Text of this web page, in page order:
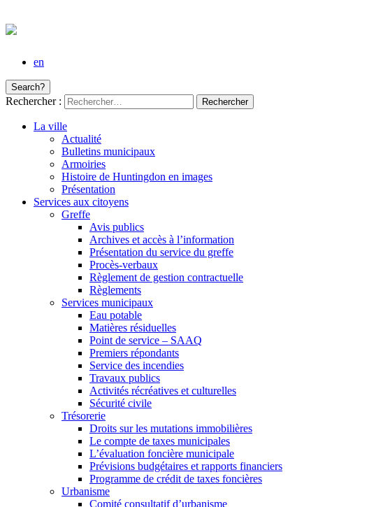
en
Search?
Rechercher :
La ville
Actualité
Bulletins municipaux
Armoiries
Histoire de Huntingdon en images
Présentation
Services aux citoyens
Greffe
Avis publics
Archives et accès à l’information
Présentation du service du greffe
Procès-verbaux
Règlement de gestion contractuelle
Règlements
Services municipaux
Eau potable
Matières résiduelles
Point de service – SAAQ
Premiers répondants
Service des incendies
Travaux publics
Activités récréatives et culturelles
Sécurité civile
Trésorerie
Droits sur les mutations immobilières
Le compte de taxes municipales
L’évaluation foncière municipale
Prévisions budgétaires et rapports financiers
Programme de crédit de taxes foncières
Urbanisme
Comité consultatif d’urbanisme